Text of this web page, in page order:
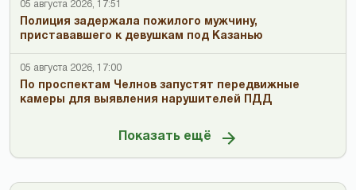
05 августа 2026, 17:51
Полиция задержала пожилого мужчину,
пристававшего к девушкам под Казанью
05 августа 2026, 17:00
По проспектам Челнов запустят передвижные
камеры для выявления нарушителей ПДД
Показать ещё